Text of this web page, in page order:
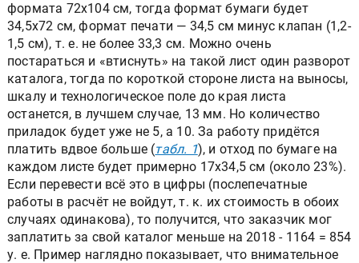
формата 72x104 см, тогда формат бумаги будет
34,5x72 см, формат печати — 34,5 см минус клапан (1,2-
1,5 см), т. е. не более 33,3 см. Можно очень
постараться и «втиснуть» на такой лист один разворот
каталога, тогда по короткой стороне листа на выносы,
шкалу и технологическое поле до края листа
останется, в лучшем случае, 13 мм. Но количество
приладок будет уже не 5, а 10. За работу придётся
платить вдвое больше (табл. 1), и отход по бумаге на
каждом листе будет примерно 17x34,5 см (около 23%).
Если перевести всё это в цифры (послепечатные
работы в расчёт не войдут, т. к. их стоимость в обоих
случаях одинакова), то получится, что заказчик мог
заплатить за свой каталог меньше на 2018 - 1164 = 854
у. е. Пример наглядно показывает, что внимательное